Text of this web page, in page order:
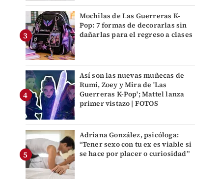
Mochilas de Las Guerreras K-
Pop: 7 formas de decorarlas sin
dañarlas para el regreso a clases
Así son las nuevas muñecas de
Rumi, Zoey y Mira de 'Las
Guerreras K-Pop'; Mattel lanza
primer vistazo | FOTOS
Adriana González, psicóloga:
“Tener sexo con tu ex es viable si
se hace por placer o curiosidad”